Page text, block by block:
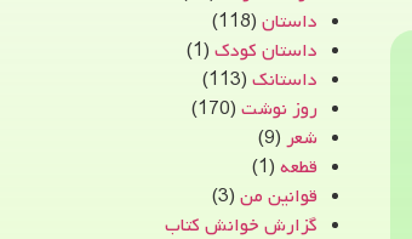
داستان(118)
داستان کودک(1)
داستانک(113)
روز نوشت(170)
شعر(9)
قطعه(1)
قوانین من(3)
گزارش خوانش کتاب